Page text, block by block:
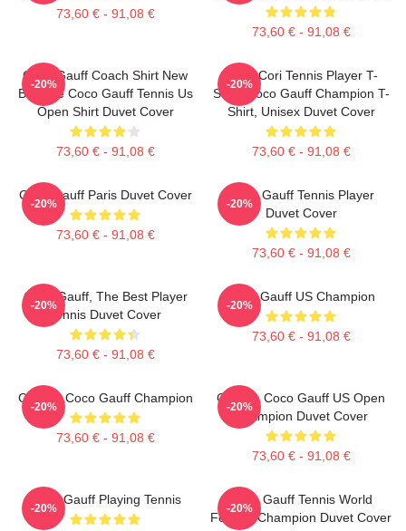
73,60 € - 91,08 €
73,60 € - 91,08 €
Coco Gauff Coach Shirt New
Balance Coco Gauff Tennis Us
Open Shirt Duvet Cover
73,60 € - 91,08 €
-20%
Coco Cori Tennis Player T-
Shirt, Coco Gauff Champion T-
Shirt, Unisex Duvet Cover
73,60 € - 91,08 €
-20%
Coco Gauff Paris Duvet Cover
73,60 € - 91,08 €
-20%
Coco Gauff Tennis Player
Duvet Cover
73,60 € - 91,08 €
-20%
Coco Gauff, The Best Player
Tennis Duvet Cover
73,60 € - 91,08 €
-20%
Coco Gauff US Champion
73,60 € - 91,08 €
-20%
Call Me Coco Gauff Champion
73,60 € - 91,08 €
-20%
Call Me Coco Gauff US Open
Champion Duvet Cover
73,60 € - 91,08 €
-20%
Coco Gauff Playing Tennis
-20%
Coco Gauff Tennis World
Female Champion Duvet Cover
-20%